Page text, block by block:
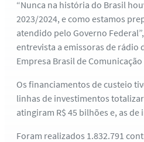
“Nunca na história do Brasil
2023/2024, e como estamos
atendido pelo Governo
entrevista a emissoras de rádio
Empresa Brasil de Comunicação
Os financiamentos de custeio
linhas de investimentos
atingiram R$ 45 bilhões e, as
Foram realizados 1.832.791